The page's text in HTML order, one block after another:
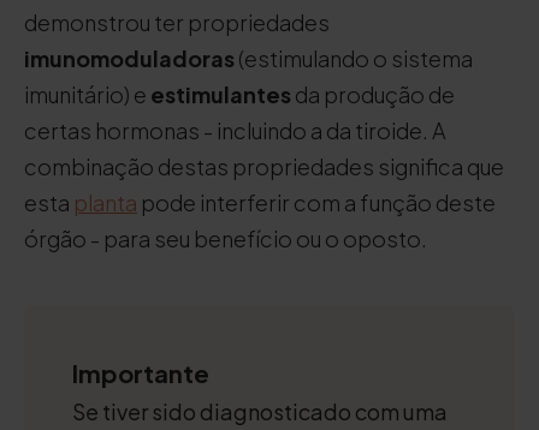
demonstrou ter propriedades
imunomoduladoras (estimulando o sistema
imunitário) e estimulantes da produção de
certas hormonas - incluindo a da tiroide. A
combinação destas propriedades significa que
esta planta pode interferir com a função deste
órgão - para seu benefício ou o oposto.
Importante
Se tiver sido diagnosticado com uma